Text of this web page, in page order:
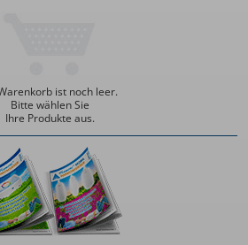
ist noch leer.
Bitte wählen Sie
Ihre Produkte aus.